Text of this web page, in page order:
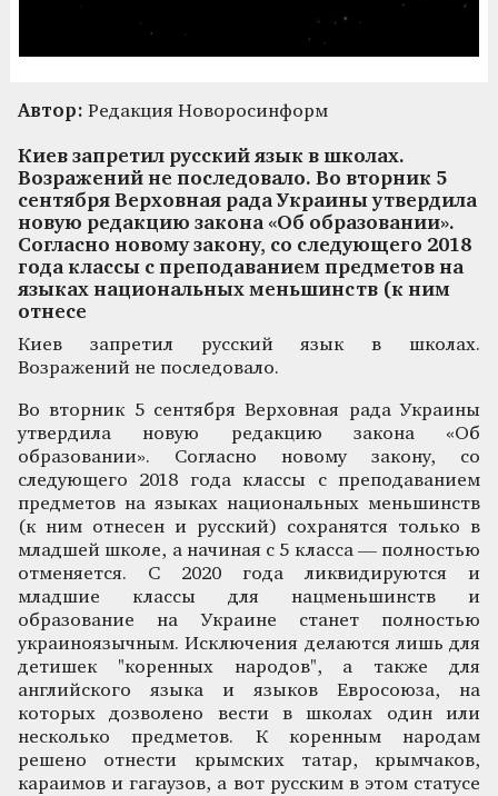
Автор: Редакция Новоросинформ
Киев запретил русский язык в школах.
Возражений не последовало. Во вторник 5
сентября Верховная рада Украины утвердила
новую редакцию закона «Об образовании».
Согласно новому закону, со следующего 2018
года классы с преподаванием предметов на
языках национальных меньшинств (к ним
отнесе
Киев запретил русский язык в школах.
Возражений не последовало.
Во вторник 5 сентября Верховная рада Украины
утвердила новую редакцию закона «Об
образовании». Согласно новому закону, со
следующего 2018 года классы с преподаванием
предметов на языках национальных меньшинств
(к ним отнесен и русский) сохранятся только в
младшей школе, а начиная с 5 класса — полностью
отменяется. С 2020 года ликвидируются и
младшие классы для нацменьшинств и
образование на Украине станет полностью
украиноязычным. Исключения делаются лишь для
детишек "коренных народов", а также для
английского языка и языков Евросоюза, на
которых дозволено вести в школах один или
несколько предметов. К коренным народам
решено отнести крымских татар, крымчаков,
караимов и гагаузов, а вот русским в этом статусе